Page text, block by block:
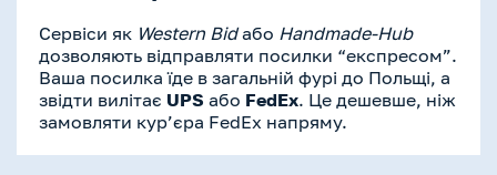
Сервіси як Western Bidабо Handmade-Hub
дозволяють відправляти посилки “експресом”.
Ваша посилка їде в загальній фурі до Польщі, а
звідти вилітає UPS або FedEx. Це дешевше, ніж
замовляти кур’єра FedEx напряму.